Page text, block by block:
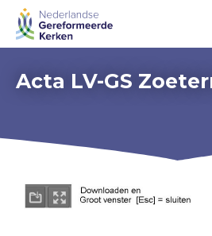
Skip
navigation
Acta LV-GS